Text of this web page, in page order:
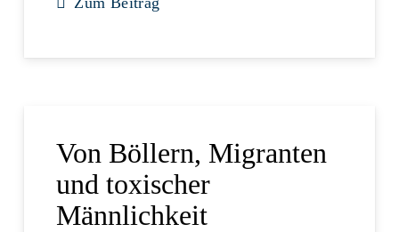
Von Böllern, Migranten
und toxischer
Männlichkeit